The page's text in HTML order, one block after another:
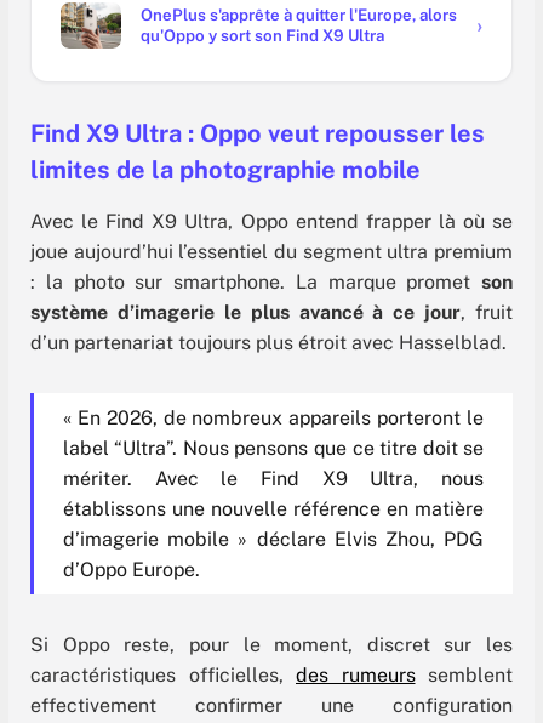
OnePlus s'apprête à quitter l'Europe, alors
qu'Oppo y sort son Find X9 Ultra
Find X9 Ultra : Oppo veut repousser les
limites de la photographie mobile
Avec le Find X9 Ultra, Oppo entend frapper là où se
joue aujourd’hui l’essentiel du segment ultra premium
: la photo sur smartphone. La marque promet son
système d’imagerie le plus avancé à ce jour, fruit
d’un partenariat toujours plus étroit avec Hasselblad.
« En 2026, de nombreux appareils porteront le
label “Ultra”. Nous pensons que ce titre doit se
mériter. Avec le Find X9 Ultra, nous
établissons une nouvelle référence en matière
d’imagerie mobile » déclare Elvis Zhou, PDG
d’Oppo Europe.
Si Oppo reste, pour le moment, discret sur les
caractéristiques officielles, des rumeurssemblent
effectivement confirmer une configuration